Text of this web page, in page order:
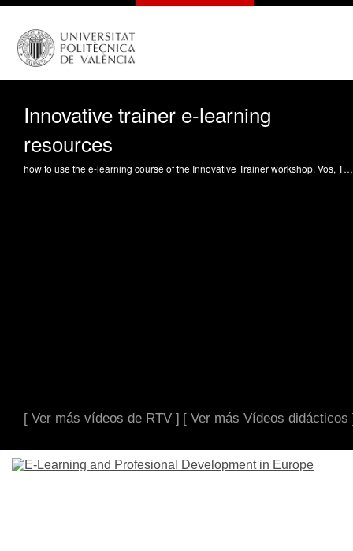
Innovative trainer e-learning
resources
how to use the e-learning course of the Innovative Trainer workshop. Vos, TE. (2014). Innovative trainer e-learning resources. https://riunet.upv.es/handle/10251/38405
[ Ver más vídeos de RTV ] [ Ver más Vídeos didácticos